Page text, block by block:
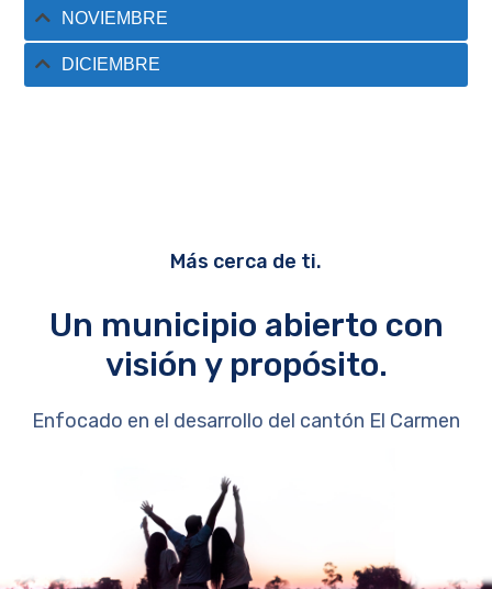
NOVIEMBRE
DICIEMBRE
Más cerca de ti.
Un municipio abierto con
visión y propósito.
Enfocado en el desarrollo del cantón El Carmen